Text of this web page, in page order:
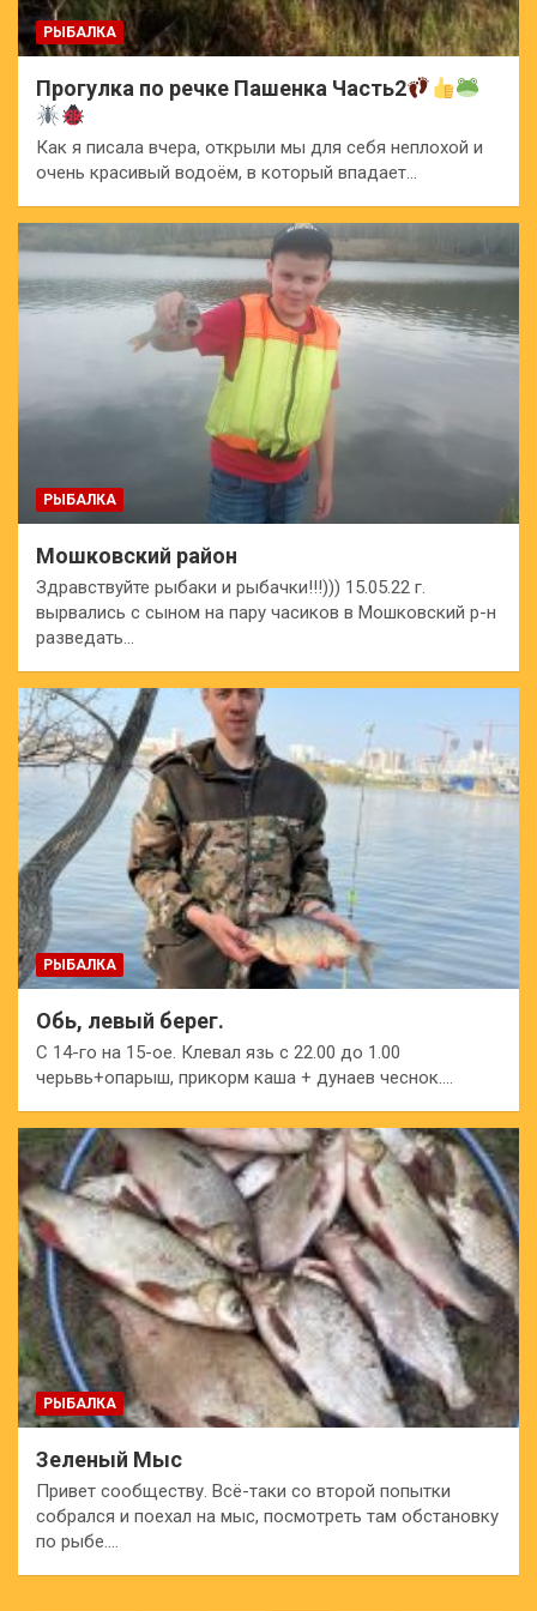
РЫБАЛКА
Прогулка по речке Пашенка Часть2
Как я писала вчера, открыли мы для себя неплохой и
очень красивый водоём, в который впадает…
РЫБАЛКА
Мошковский район
Здравствуйте рыбаки и рыбачки!!!))) 15.05.22 г.
вырвались с сыном на пару часиков в Мошковский р-н
разведать…
РЫБАЛКА
Обь, левый берег.
С 14-го на 15-ое. Клевал язь с 22.00 до 1.00
черьвь+опарыш, прикорм каша + дунаев чеснок.…
РЫБАЛКА
Зеленый Мыс
Привет сообществу. Всё-таки со второй попытки
собрался и поехал на мыс, посмотреть там обстановку
по рыбе.…